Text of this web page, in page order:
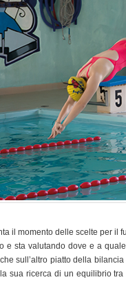
il momento delle scelte per il
e sta valutando dove e a quale
sull’altro piatto della
sua ricerca di un equilibrio